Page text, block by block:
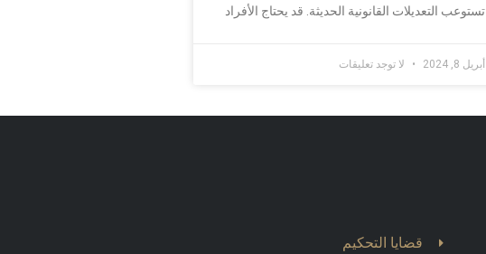
تستوعب التعديلات القانونية الحديثة. قد يحتاج الأفراد
أبريل 8, 2024 لا توجد تعليقات
قضايا التحكيم